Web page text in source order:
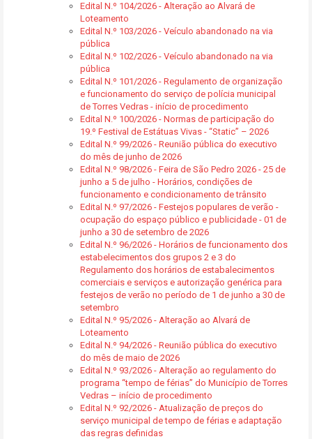
Edital N.º 104/2026 - Alteração ao Alvará de
Loteamento
Edital N.º 103/2026 - Veículo abandonado na via
pública
Edital N.º 102/2026 - Veículo abandonado na via
pública
Edital N.º 101/2026 - Regulamento de organização
e funcionamento do serviço de polícia municipal
de Torres Vedras - início de procedimento
Edital N.º 100/2026 - Normas de participação do
19.º Festival de Estátuas Vivas - “Static” – 2026
Edital N.º 99/2026 - Reunião pública do executivo
do mês de junho de 2026
Edital N.º 98/2026 - Feira de São Pedro 2026 - 25 de
junho a 5 de julho - Horários, condições de
funcionamento e condicionamento de trânsito
Edital N.º 97/2026 - Festejos populares de verão -
ocupação do espaço público e publicidade - 01 de
junho a 30 de setembro de 2026
Edital N.º 96/2026 - Horários de funcionamento dos
estabelecimentos dos grupos 2 e 3 do
Regulamento dos horários de estabalecimentos
comerciais e serviços e autorização genérica para
festejos de verão no período de 1 de junho a 30 de
setembro
Edital N.º 95/2026 - Alteração ao Alvará de
Loteamento
Edital N.º 94/2026 - Reunião pública do executivo
do mês de maio de 2026
Edital N.º 93/2026 - Alteração ao regulamento do
programa “tempo de férias” do Município de Torres
Vedras – início de procedimento
Edital N.º 92/2026 - Atualização de preços do
serviço municipal de tempo de férias e adaptação
das regras definidas